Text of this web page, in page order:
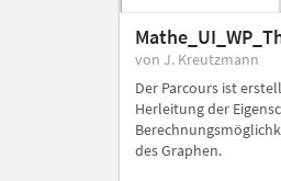
von J. Kreutzmann
Der Parcours ist
Herleitung der
des Graphen.